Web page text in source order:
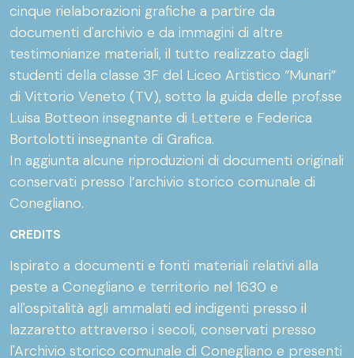
cinque rielaborazioni grafiche a partire da
documenti d'archivio e da immagini di altre
testimonianze materiali, il tutto realizzato dagli
studenti della classe 3F del Liceo Artistico “Munari”
di Vittorio Veneto (TV), sotto la guida delle prof.sse
Luisa Botteon insegnante di Lettere e Federica
Bortolotti insegnante di Grafica.
In aggiunta alcune riproduzioni di documenti originali
conservati presso l’archivio storico comunale di
Conegliano.
CREDITS
Ispirato a documenti e fonti materiali relativi alla
peste a Conegliano e territorio nel 1630 e
all'ospitalità agli ammalati ed indigenti presso il
lazzaretto attraverso i secoli, conservati presso
l'Archivio storico comunale di Conegliano e presenti